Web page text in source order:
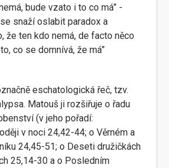
bude vzato i to co má” -
snaží oslabit paradox a
že ten kdo nemá, de facto něco
co se domnívá, že má”
eschatologická řeč, tzv.
Matouš ji rozšiřuje o řadu
(v jeho pořadí:
v noci 24,42-44; o Věrném a
24,45-51; o Deseti družičkách
25,14-30 a o Posledním